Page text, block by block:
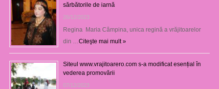
sărbătorile de iarnă
26/12/2023
Regina Maria Câmpina, unica regină a vrăjitoarelor
din … Citeşte mai mult »
Siteul www.vrajitoarero.com s-a modificat esențial în
vederea promovării
07/12/2023